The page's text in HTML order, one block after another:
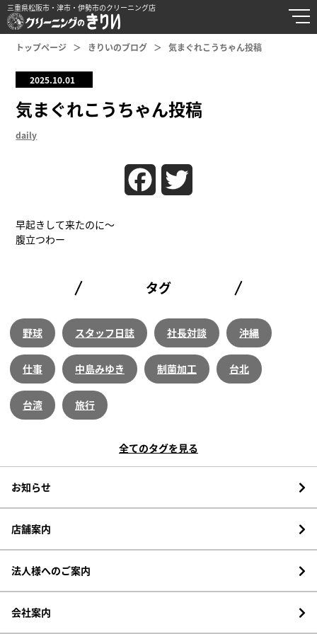
三重県松阪市・津市・伊勢市のクリーニング店
トップページ きりいのブログ 気まぐれこうちゃん投稿
2025.10.01
気まぐれこうちゃん投稿
daily
Facebook
早起きして来たのに〜
腹立つわー
タグ
野球 スタッフ日誌 社長対談 沖縄
仕事 中島みゆき 制菌加工 台北
台湾 旅行
全てのタグを見る
お知らせ
店舗案内
法人様へのご案内
会社案内